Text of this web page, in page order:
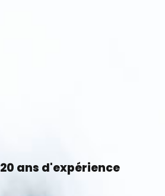
20 ans d'expérience